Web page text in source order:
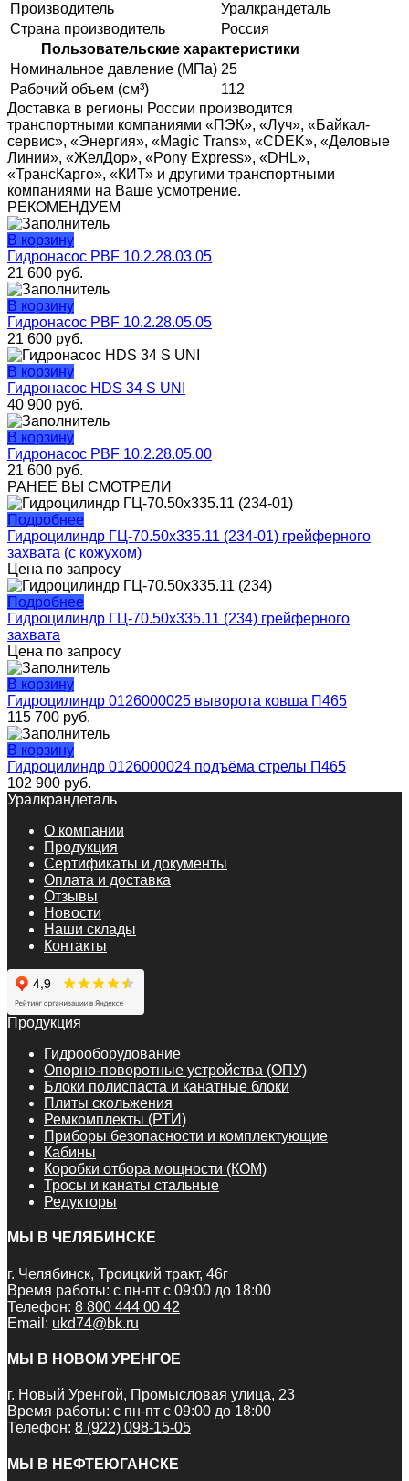
Производитель
Уралкрандеталь
Страна производитель
Россия
Пользовательские характеристики
Номинальное давление (МПа) 25
Рабочий объем (см³)
112
Доставка в регионы России производится
транспортными компаниями «ПЭК», «Луч», «Байкал-
сервис», «Энергия», «Magic Trans», «CDEK», «Деловые
Линии», «ЖелДор», «Pony Express», «DHL»,
«ТрансКарго», «КИТ» и другими транспортными
компаниями на Ваше усмотрение.
РЕКОМЕНДУЕМ
В корзину
Гидронасос PBF 10.2.28.03.05
21 600 руб.
В корзину
Гидронасос PBF 10.2.28.05.05
21 600 руб.
В корзину
Гидронасос HDS 34 S UNI
40 900 руб.
В корзину
Гидронасос PBF 10.2.28.05.00
21 600 руб.
РАНЕЕ ВЫ СМОТРЕЛИ
Подробнее
Гидроцилиндр ГЦ-70.50х335.11 (234-01) грейферного
захвата (с кожухом)
Цена по запросу
Подробнее
Гидроцилиндр ГЦ-70.50х335.11 (234) грейферного
захвата
Цена по запросу
В корзину
Гидроцилиндр 0126000025 выворота ковша П465
115 700 руб.
В корзину
Гидроцилиндр 0126000024 подъёма стрелы П465
102 900 руб.
Уралкрандеталь
О компании
Продукция
Сертификаты и документы
Оплата и доставка
Отзывы
Новости
Наши склады
Контакты
Продукция
Гидрооборудование
Опорно-поворотные устройства (ОПУ)
Блоки полиспаста и канатные блоки
Плиты скольжения
Ремкомплекты (РТИ)
Приборы безопасности и комплектующие
Кабины
Коробки отбора мощности (КОМ)
Тросы и канаты стальные
Редукторы
МЫ В ЧЕЛЯБИНСКЕ
г. Челябинск, Троицкий тракт, 46г
Время работы: с пн-пт с 09:00 до 18:00
Телефон: 8 800 444 00 42
Email: ukd74@bk.ru
МЫ В НОВОМ УРЕНГОЕ
г. Новый Уренгой, Промысловая улица, 23
Время работы: с пн-пт с 09:00 до 18:00
Телефон: 8 (922) 098-15-05
МЫ В НЕФТЕЮГАНСКЕ